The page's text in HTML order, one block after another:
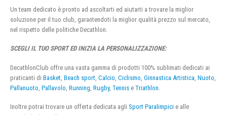
Un team dedicato è pronto ad ascoltarti ed aiutarti a trovare la miglior
soluzione per il tuo club, garantendoti la miglior qualità prezzo sul mercato,
nel rispetto delle politiche Decathlon.
SCEGLI IL TUO SPORT ED INIZIA LA PERSONALIZZAZIONE:
DecathlonClub offre una vasta gamma di prodotti 100% sublimati dedicati ai
praticanti di Basket Beach sport Calcio Ciclismo Ginnastica Artistica Nuoto
Pallanuoto Pallavolo Running Rugby, Tennis e Triathlon
Inoltre potrai trovare un offerta dedicata agli Sport Paralimpici e alle